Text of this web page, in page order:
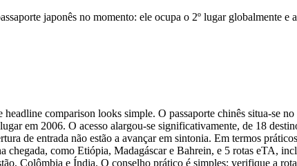
japonês no momento: ele ocupa o 2º lugar globalmente e
comparison looks simple. O passaporte chinês situa-se
em 2006. O acesso alargou-se significativamente, de 18
de entrada não estão a avançar em sintonia. Em termos
como Etiópia, Madagáscar e Bahrein, e 5 rotas eTA,
Colômbia e Índia. O conselho prático é simples: verifique a